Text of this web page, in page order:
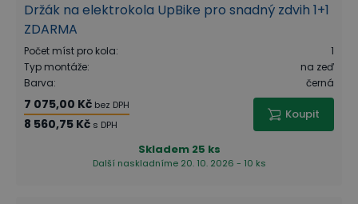
Držák na elektrokola UpBike pro snadný zdvih 1+1
ZDARMA
Počet míst pro kola:
1
Typ montáže:
na zeď
Barva: černá
7 075,00 Kč bez DPH
8 560,75 Kč s DPH
Koupit
Skladem 25 ks
Další naskladníme 20. 10. 2026 - 10 ks